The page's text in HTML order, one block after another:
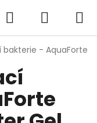
Hledat
KOŠÍK
- AquaForte